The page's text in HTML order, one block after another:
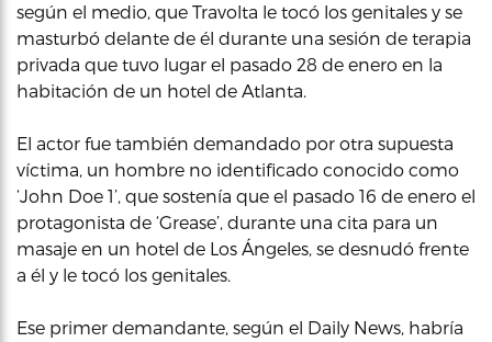
según el medio, que Travolta le tocó los genitales y se
masturbó delante de él durante una sesión de terapia
privada que tuvo lugar el pasado 28 de enero en la
habitación de un hotel de Atlanta.
El actor fue también demandado por otra supuesta
víctima, un hombre no identificado conocido como
‘John Doe 1’, que sostenía que el pasado 16 de enero el
protagonista de ‘Grease’, durante una cita para un
masaje en un hotel de Los Ángeles, se desnudó frente
a él y le tocó los genitales.
Ese primer demandante, según el Daily News, habría